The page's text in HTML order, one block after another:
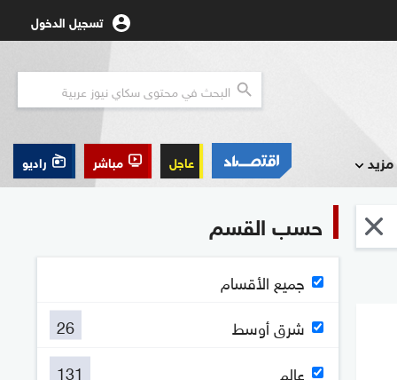
تسجيل الدخول
مزيد عاجل مباشر راديو
حسب القسم
جميع الأقسام
شرق أوسط
26
عالم
131